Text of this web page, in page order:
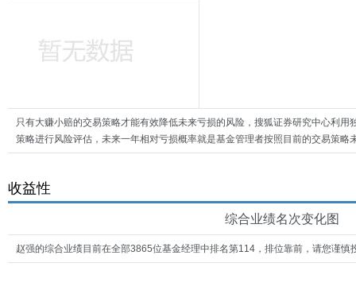
只有大赚小赔的交易策略才能有效降低未来亏损的风险，搜狐证券研究中心利
策略进行风险评估，未来一年相对亏损概率就是基金管理者按照目前的交易策略
收益性
综合业绩名次变化图
赵强的综合业绩目前在全部3865位基金经理中排名第114，排位靠前，请您谨慎